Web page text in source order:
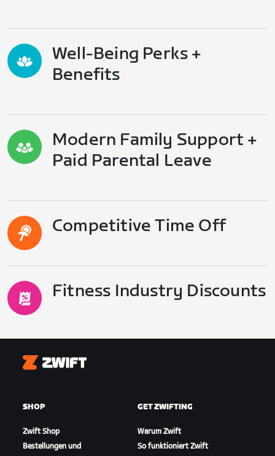
Well-Being Perks +
Benefits
Modern Family Support +
Paid Parental Leave
Competitive Time Off
Fitness Industry Discounts
Zwift
SHOP
Zwift Shop
Bestellungen und
GET ZWIFTING
Warum Zwift
So funktioniert Zwift